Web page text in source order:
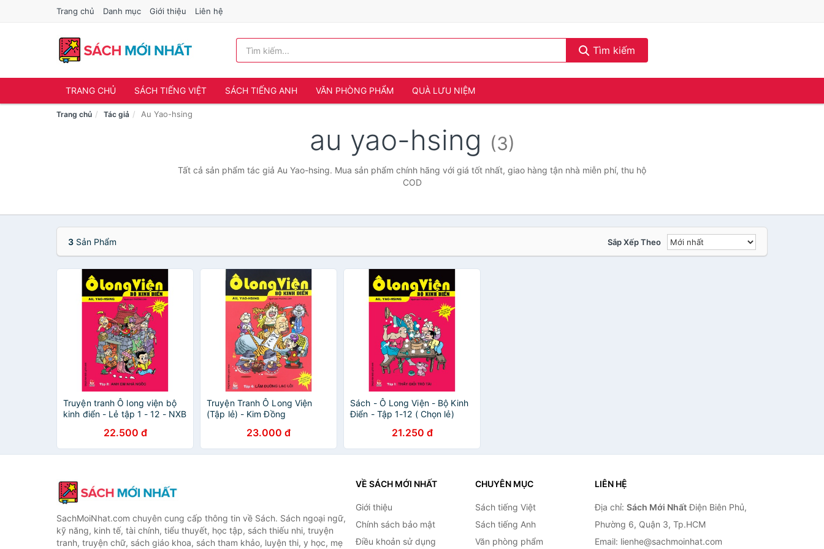
Trang chủ Danh mục Giới thiệu Liên hệ
Tìm kiếm
TRANG CHỦ SÁCH TIẾNG VIỆT SÁCH TIẾNG ANH VĂN PHÒNG PHẨM QUÀ LƯU NIỆM
Trang chủ Tác giả Au Yao-hsing
au yao-hsing (3)
Tất cả sản phẩm tác giả Au Yao-hsing. Mua sản phẩm chính hãng với giá tốt nhất, giao hàng tận nhà miễn phí, thu hộ
COD
3 Sản Phẩm Sắp Xếp Theo
Truyện tranh Ô long viện bộ
kinh điển - Lẻ tập 1 - 12 - NXB
22.500 đ
Truyện Tranh Ô Long Viện
(Tập lẻ) - Kim Đồng
23.000 đ
Sách - Ô Long Viện - Bộ Kinh
Điển - Tập 1-12 ( Chọn lẻ)
21.250 đ
SachMoiNhat.com chuyên cung cấp thông tin về Sách. Sách ngoại ngữ,
kỹ năng, kinh tế, tài chính, tiểu thuyết, học tập, sách thiếu nhi, truyện
tranh, truyện chữ, sách giáo khoa, sách tham khảo, luyện thi, y học, mẹ
VỀ SÁCH MỚI NHẤT
Giới thiệu
Chính sách bảo mật
Điều khoản sử dụng
CHUYÊN MỤC
Sách tiếng Việt
Sách tiếng Anh
Văn phòng phẩm
LIÊN HỆ
Địa chỉ: Sách Mới NhấtĐiện Biên Phủ,
Phường 6, Quận 3, Tp.HCM
Email: lienhe@sachmoinhat.com